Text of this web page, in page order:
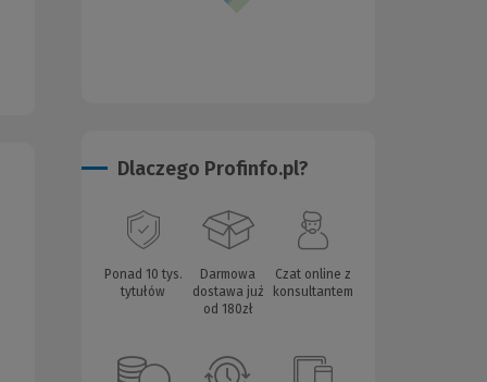
Dlaczego Profinfo.pl?
Ponad 10 tys.
tytułów
Darmowa
dostawa już
od 180zł
Czat online z
konsultantem